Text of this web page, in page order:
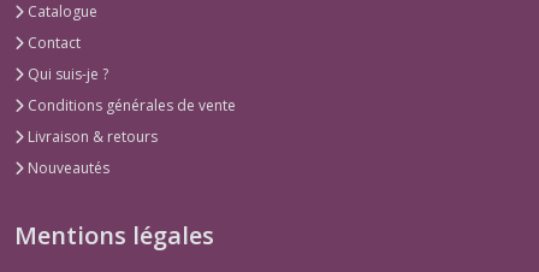
Catalogue
Contact
Qui suis-je ?
Conditions générales de vente
Livraison & retours
Nouveautés
Mentions légales